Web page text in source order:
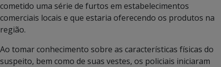
cometido uma série de furtos em estabelecimentos
comerciais locais e que estaria oferecendo os produtos na
região.
Ao tomar conhecimento sobre as características físicas do
suspeito, bem como de suas vestes, os policiais iniciaram